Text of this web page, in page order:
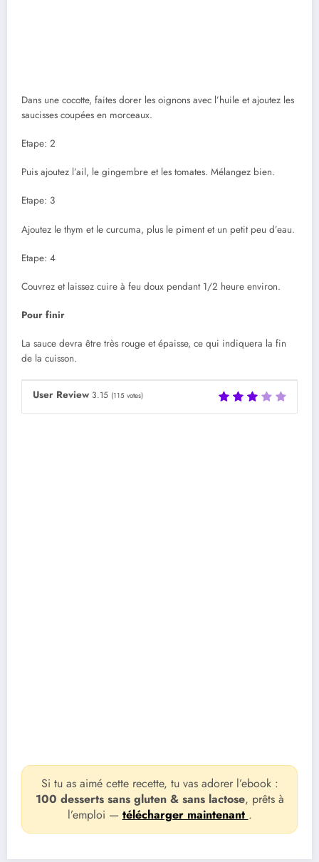
Dans une cocotte, faites dorer les oignons avec l’huile et ajoutez les
saucisses coupées en morceaux.
Etape: 2
Puis ajoutez l’ail, le gingembre et les tomates. Mélangez bien.
Etape: 3
Ajoutez le thym et le curcuma, plus le piment et un petit peu d’eau.
Etape: 4
Couvrez et laissez cuire à feu doux pendant 1/2 heure environ.
Pour finir
La sauce devra être très rouge et épaisse, ce qui indiquera la fin
de la cuisson.
User Review 3.15 (115 votes)
Si tu as aimé cette recette, tu vas adorer l’ebook :
100 desserts sans gluten & sans lactose, prêts à
l’emploi — télécharger maintenant .